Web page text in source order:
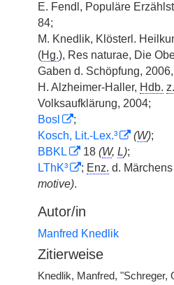
E. Fendl, Populäre
84;
M. Knedlik, Klösterl.
(Hg.), Res naturae, Die
Gaben d. Schöpfung,
H. Alzheimer-Haller, Hdb. z.
Volksaufklärung, 2004;
Bosl
;
Kosch, Lit.-Lex.³
(W);
BBKL
18 (W, L);
LThK³
; Enz. d. Märchens
motive).
Autor/in
Manfred Knedlik
Zitierweise
Knedlik, Manfred, "Schreger,